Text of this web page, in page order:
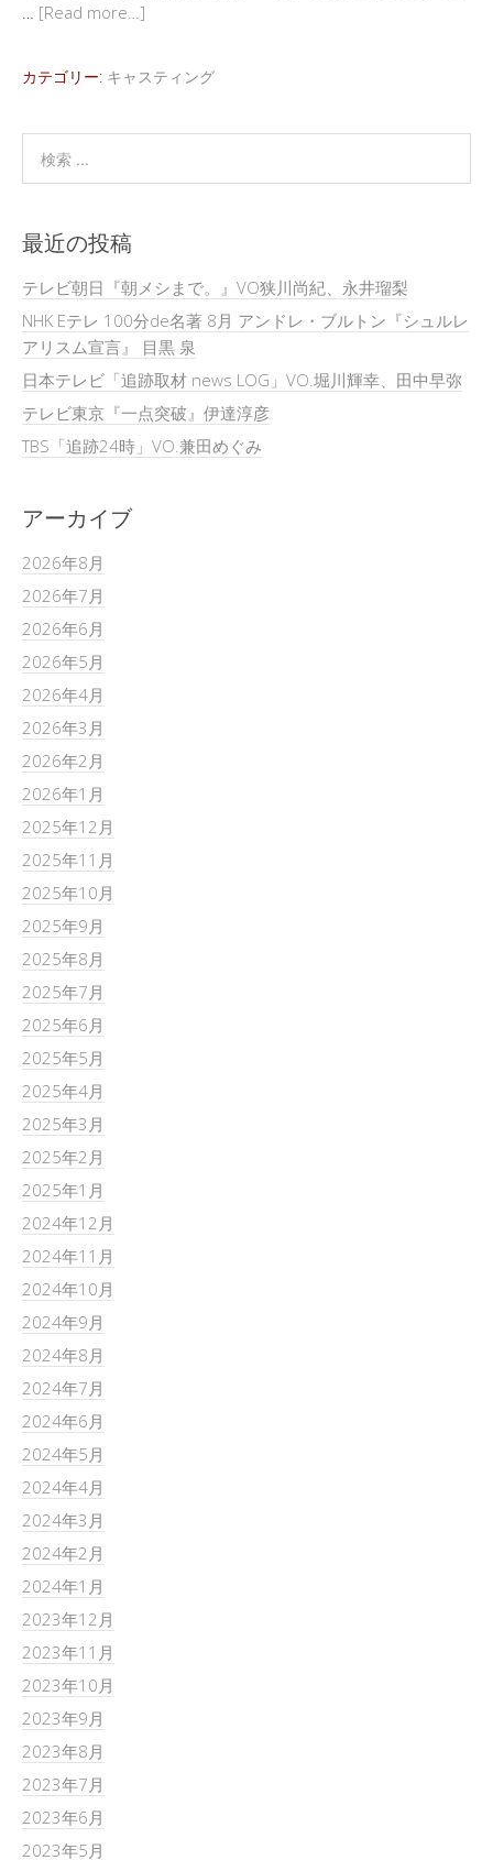
… [Read more…]
カテゴリー: キャスティング
最近の投稿
テレビ朝日『朝メシまで。』VO狭川尚紀、永井瑠梨
NHK Eテレ 100分de名著 8月 アンドレ・ブルトン『シュルレ
アリスム宣言』 目黒 泉
日本テレビ「追跡取材 news LOG」VO.堀川輝幸、田中早弥
テレビ東京『一点突破』伊達淳彦
TBS「追跡24時」VO.兼田めぐみ
アーカイブ
2026年8月
2026年7月
2026年6月
2026年5月
2026年4月
2026年3月
2026年2月
2026年1月
2025年12月
2025年11月
2025年10月
2025年9月
2025年8月
2025年7月
2025年6月
2025年5月
2025年4月
2025年3月
2025年2月
2025年1月
2024年12月
2024年11月
2024年10月
2024年9月
2024年8月
2024年7月
2024年6月
2024年5月
2024年4月
2024年3月
2024年2月
2024年1月
2023年12月
2023年11月
2023年10月
2023年9月
2023年8月
2023年7月
2023年6月
2023年5月